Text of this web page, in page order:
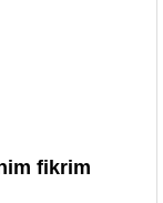
fikrim